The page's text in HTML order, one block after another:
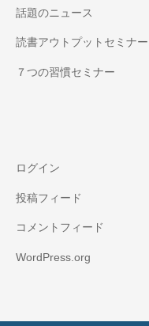
話題のニュース
読書アウトプットセミナー
７つの習慣セミナー
ログイン
投稿フィード
コメントフィード
WordPress.org